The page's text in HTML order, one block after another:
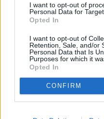
I want to opt-out of
Personal Data for
Opted In
I want to opt-out of
Retention, Sale, and/or
Personal Data that Is
Purposes for which it
Opted In
CONFIRM
Parabola.cz- web o satelitní,
Dovolená u moře•Bazény